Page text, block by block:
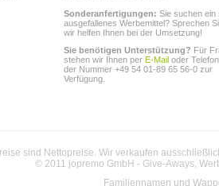
Sonderanfertigungen: Sie suchen ein
ausgefallenes Werbemittel? Sprechen
wir helfen Ihnen bei der Umsetzung!
Sie benötigen Unterstützung? Für
stehen wir Ihnen per E-Mail oder
der Nummer +49 54 01-89 65 56-0 zur
Verfügung.
sind Nettopreise. Wir verkaufen
© 2011 jopremo GmbH - Give-Aways,
Familiennamen und